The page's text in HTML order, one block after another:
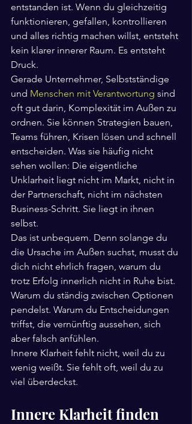
entstanden ist. Wenn du gleichzeitig
funktionieren, gefallen, kontrollieren
und alles richtig machen willst, entsteht
kein klarer innerer Raum. Es entsteht
Druck.
Gerade Unternehmer, Selbstständige
und Menschen mit Verantwortung sind
oft gut darin, Komplexität im Außen zu
ordnen. Sie können Strategien bauen,
Teams führen, Krisen lösen und schnell
entscheiden. Was sie häufig nicht
sehen wollen: Die eigentliche
Unklarheit liegt nicht im Markt, nicht in
der Partnerschaft, nicht im nächsten
Business-Schritt. Sie liegt in ihnen
selbst.
Das ist unbequem. Denn solange du
die Ursache im Außen suchst, musst du
dich nicht ehrlich fragen, warum du
trotz Erfolg innerlich nicht in Ruhe bist.
Warum du ständig zwischen Optionen
pendelst. Warum du Entscheidungen
triffst, die vernünftig aussehen, sich
aber falsch anfühlen.
Innere Klarheit fehlt nicht, weil du zu
wenig weißt. Sie fehlt oft, weil du zu
viel überdeckst.
Innere Klarheit finden